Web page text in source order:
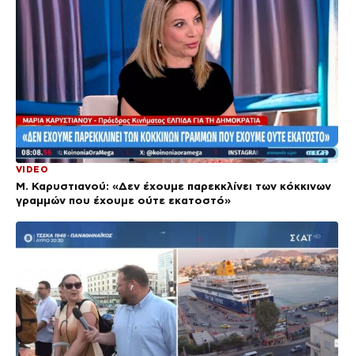
VIDEO
Μ. Καρυστιανού: «Δεν έχουμε παρεκκλίνει των κόκκινων
γραμμών που έχουμε ούτε εκατοστό»